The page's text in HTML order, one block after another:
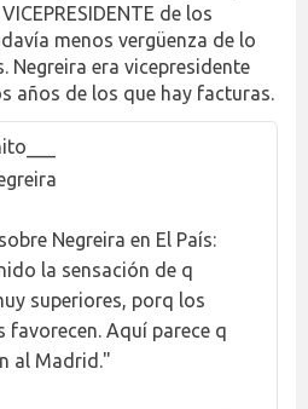
de los
menos vergüenza de lo
Negreira era vicepresidente
años de los que hay facturas.
Negreira en El País:
la sensación de q
superiores, porq los
favorecen. Aquí parece q
al Madrid."